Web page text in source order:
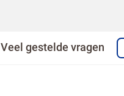
Veel gestelde vragen